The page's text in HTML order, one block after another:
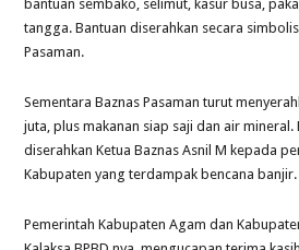
bantuan sembako, selimut, kasur busa,
tangga. Bantuan diserahkan secara
Pasaman.
Sementara Baznas Pasaman turut
juta, plus makanan siap saji dan air mineral.
diserahkan Ketua Baznas Asnil M kepada
Kabupaten yang terdampak bencana banjir.
Pemerintah Kabupaten Agam dan